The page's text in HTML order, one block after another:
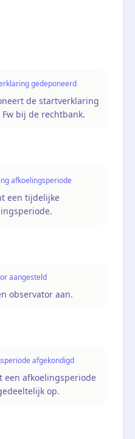
gedeponeerd
de startverklaring
bij de rechtbank.
afkoelingsperiode
een tijdelijke
aangesteld
observator aan.
afgekondigd
een afkoelingsperiode
op.